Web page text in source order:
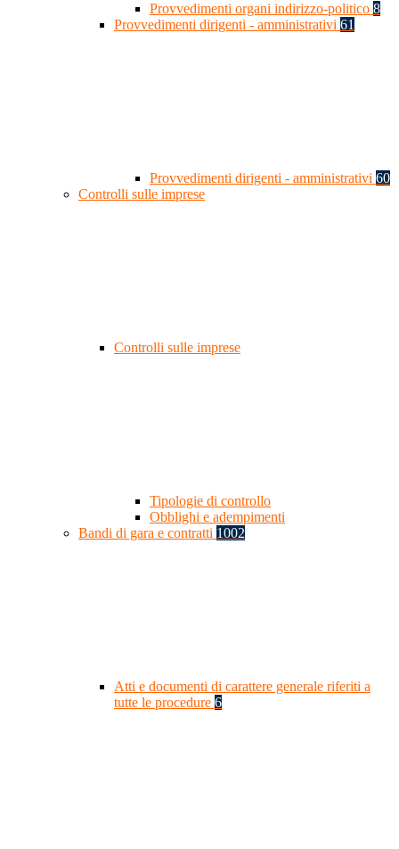
Provvedimenti organi indirizzo-politico 8
Provvedimenti dirigenti - amministrativi 61
Provvedimenti dirigenti - amministrativi 60
Controlli sulle imprese
Controlli sulle imprese
Tipologie di controllo
Obblighi e adempimenti
Bandi di gara e contratti 1002
Atti e documenti di carattere generale riferiti a
tutte le procedure 6